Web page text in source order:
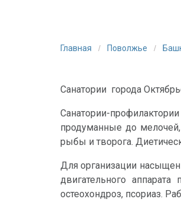
Главная Поволжье
Санатории города
Санатории-
продуманные до
рыбы и творога.
Для организации
двигательного
остеохондроз, псориаз.